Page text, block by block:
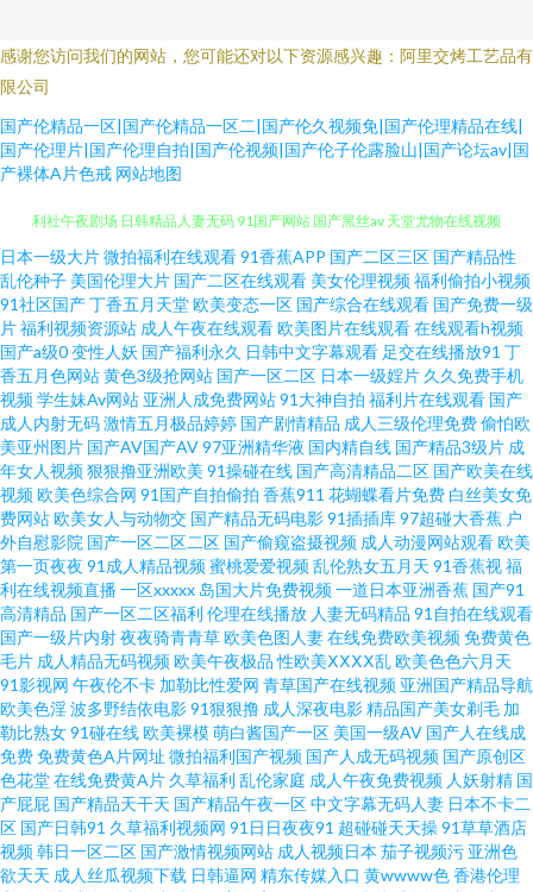
感谢您访问我们的网站，您可能还对以下资源感兴趣：阿里交烤工艺品有
限公司
国产伦精品一区|国产伦精品一区二|国产伦久视频免|国产伦理精品在线|
国产伦理片|国产伦理自拍|国产伦视频|国产伦子伦露脸山|国产论坛av|国
产裸体A片色戒 网站地图
久久93 日韩欧美中文字幕 国产91在线视频播放 日韩色欲网 91啦中文字幕 福
利社午夜剧场 日韩精品人妻无码 91国产网站 国产黑丝av 天堂尤物在线视频
91资源福利在线 久草免费欧美 亚洲色8P 操操影院av 青青草先生一起 91看片
网站 国产在线92 91精品在线视频观看视频 久草成人网 亚洲欧美成人AAA 97
超碰人人男女 殴美一二三 91久久性爱网 国产成人精品欧 婷婷五月花 午夜福
利不卡 久久国内精品 91茄子豆包色虎 老师机午夜福利Av 影音先锋少妇黑丝
老女人丝袜诱惑 综合色图网站 草莓视频免费看 日韩欧美超碰 91尤物 狼窝va
在线 影音先锋av无码 综合九九 国产后入链接 三级黄色片免费 91学社视频在
线 九一在线网止 亚洲黄色视频久久 www日韩 欧美高清日本阿v 91黑丝av 国
产25页 天堂在线观看视频8 97超碰护士 人人超碰69 91叉叉叉 超碰激情网 日
韩精品综合网 91福利区 成人免费视频网站 日韩天美七区12 91看斤 91在线网
日本一级大片微拍福利在线观看91香蕉APP 国产二区三区 国产精品性
乱伦种子 美国伦理大片 国产二区在线观看 美女伦理视频福利偷拍小视频
91社区国产丁香五月天堂欧美变态一区 国产综合在线观看 国产免费一级
片福利视频资源站 成人午夜在线观看欧美图片在线观看在线观看h视频
国产a级0变性人妖 国产福利永久 日韩中文字幕观看 足交在线播放91 丁
香五月色网站黄色3级抢网站 国产一区二区 日本一级婬片 久久免费手机
视频学生妹Av网站 亚洲人成免费网站91大神自拍 福利片在线观看 国产
成人内射无码激情五月极品婷婷 国产剧情精品 成人三级伦理免费偷怕欧
美亚州图片 国产AV国产AV97亚洲精华液 国内精自线 国产精品3级片 成
年女人视频狠狠撸亚洲欧美 91操碰在线 国产高清精品二区 国产欧美在线
视频欧美色综合网 91国产自拍偷拍 香蕉911 花蝴蝶看片免费 白丝美女免
费网站欧美女人与动物交 国产精品无码电影91插插库97超碰大香蕉 户
外自慰影院 国产一区二区二区 国产偷窥盗摄视频 成人动漫网站观看欧美
第一页夜夜 91成人精品视频蜜桃爱爱视频乱伦熟女五月天 91香蕉视福
利在线视频直播一区xxxxx 岛国大片免费视频一道日本亚洲香蕉 国产91
高清精品 国产一区二区福利 伦理在线播放 人妻无码精品 91自拍在线观看
国产一级片内射夜夜骑青青草欧美色图人妻在线免费欧美视频免费黄色
毛片 成人精品无码视频欧美午夜极品 性欧美ⅩⅩⅩⅩ乱欧美色色六月天
91影视网 午夜伦不卡 加勒比性爱网 青草国产在线视频 亚洲国产精品导航
欧美色淫波多野结依电影91狠狠撸 成人深夜电影精品国产美女剃毛 加
勒比熟女91碰在线欧美裸模萌白酱国产一区 美国一级AV 国产人在线成
免费免费黄色A片网址 微拍福利国产视频 国产人成无码视频 国产原创区
色花堂在线免费黄A片 久草福利 乱伦家庭 成人午夜免费视频 人妖射精 国
产屁屁 国产精品天干天 国产精品午夜一区中文字幕无码人妻 日本不卡二
区 国产日韩91 久草福利视频网 91日日夜夜91 超碰碰天天操91草草酒店
视频韩日一区二区 国产激情视频网站 成人视频日本 茄子视频污 亚洲色
欲天天 成人丝瓜视频下载 日韩逼网 精东传媒入口 黄wwww色香港伦理